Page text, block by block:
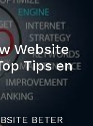
Website
Tips en
BETER